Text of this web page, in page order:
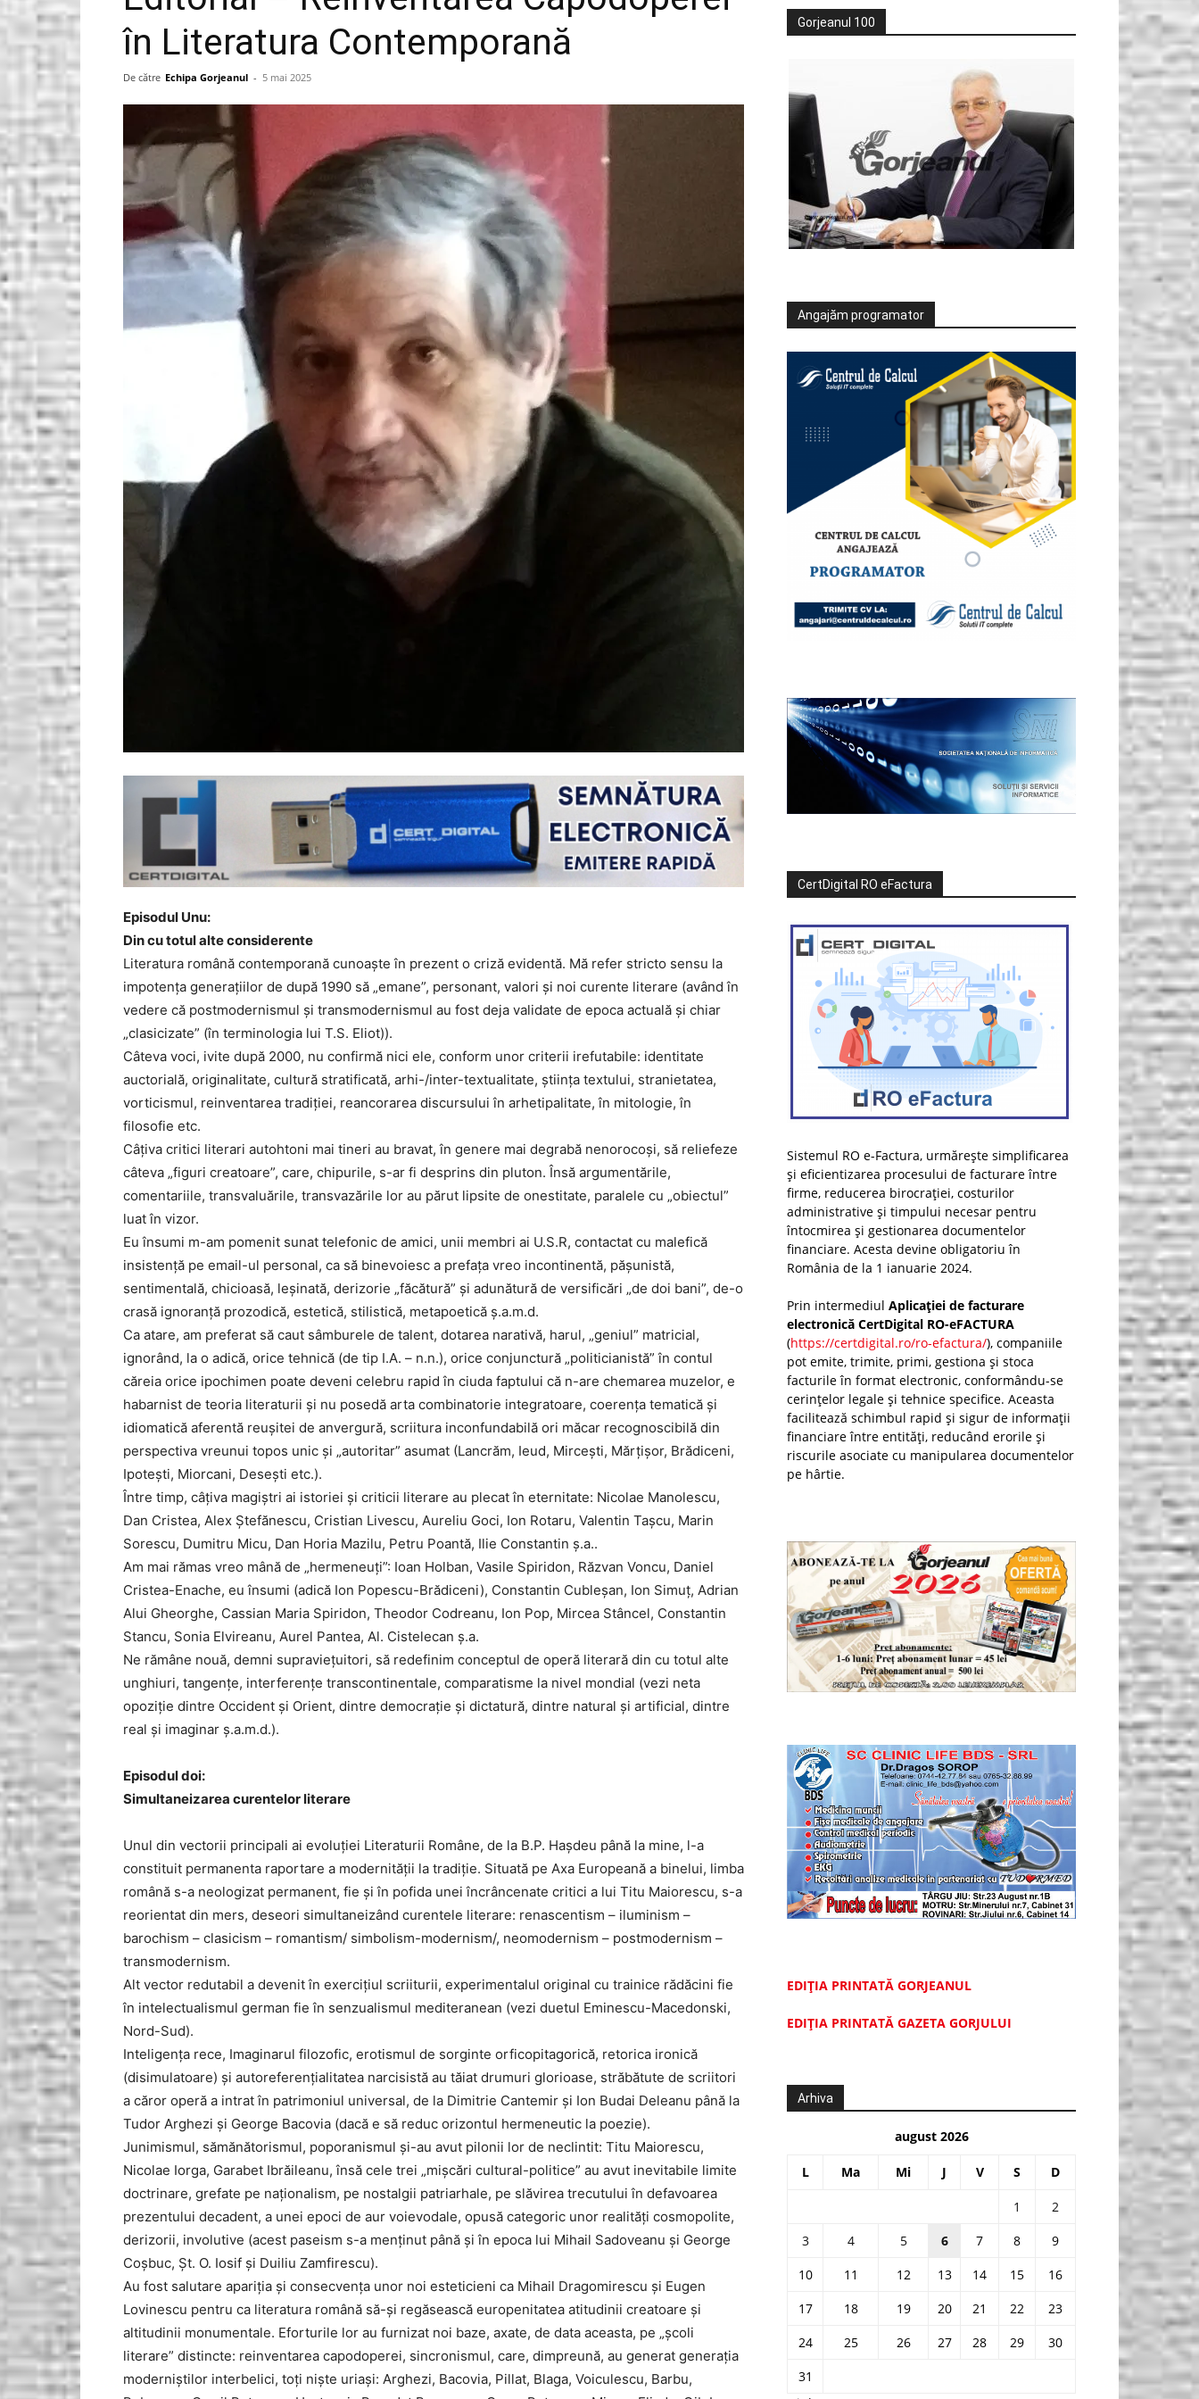
Gorjeanul.ro
în Literatura Contemporană
De către Echipa Gorjeanul - 5 mai 2025
Episodul Unu:
Din cu totul alte considerente
Literatura română contemporană cunoaște în prezent o criză evidentă. Mă refer stricto sensu la
impotența generațiilor de după 1990 să „emane”, personant, valori și noi curente literare (având în
vedere că postmodernismul și transmodernismul au fost deja validate de epoca actuală și chiar
„clasicizate” (în terminologia lui T.S. Eliot)).
Câteva voci, ivite după 2000, nu confirmă nici ele, conform unor criterii irefutabile: identitate
auctorială, originalitate, cultură stratificată, arhi-/inter-textualitate, știința textului, stranietatea,
vorticismul, reinventarea tradiției, reancorarea discursului în arhetipalitate, în mitologie, în
filosofie etc.
Câțiva critici literari autohtoni mai tineri au bravat, în genere mai degrabă nenorocoși, să reliefeze
câteva „figuri creatoare”, care, chipurile, s-ar fi desprins din pluton. Însă argumentările,
comentariile, transvaluările, transvazările lor au părut lipsite de onestitate, paralele cu „obiectul”
luat în vizor.
Eu însumi m-am pomenit sunat telefonic de amici, unii membri ai U.S.R, contactat cu malefică
insistență pe email-ul personal, ca să binevoiesc a prefața vreo incontinentă, pășunistă,
sentimentală, chicioasă, leșinată, derizorie „făcătură” și adunătură de versificări „de doi bani”, de-o
crasă ignoranță prozodică, estetică, stilistică, metapoetică ș.a.m.d.
Ca atare, am preferat să caut sâmburele de talent, dotarea narativă, harul, „geniul” matricial,
ignorând, la o adică, orice tehnică (de tip I.A. – n.n.), orice conjunctură „politicianistă” în contul
căreia orice ipochimen poate deveni celebru rapid în ciuda faptului că n-are chemarea muzelor, e
habarnist de teoria literaturii și nu posedă arta combinatorie integratoare, coerența tematică și
idiomatică aferentă reușitei de anvergură, scriitura inconfundabilă ori măcar recognoscibilă din
perspectiva vreunui topos unic și „autoritar” asumat (Lancrăm, Ieud, Mircești, Mărțișor, Brădiceni,
Ipotești, Miorcani, Desești etc.).
Între timp, câțiva magiștri ai istoriei și criticii literare au plecat în eternitate: Nicolae Manolescu,
Dan Cristea, Alex Ștefănescu, Cristian Livescu, Aureliu Goci, Ion Rotaru, Valentin Tașcu, Marin
Sorescu, Dumitru Micu, Dan Horia Mazilu, Petru Poantă, Ilie Constantin ș.a..
Am mai rămas vreo mână de „hermeneuți”: Ioan Holban, Vasile Spiridon, Răzvan Voncu, Daniel
Cristea-Enache, eu însumi (adică Ion Popescu-Brădiceni), Constantin Cubleșan, Ion Simuț, Adrian
Alui Gheorghe, Cassian Maria Spiridon, Theodor Codreanu, Ion Pop, Mircea Stâncel, Constantin
Stancu, Sonia Elvireanu, Aurel Pantea, Al. Cistelecan ș.a.
Ne rămâne nouă, demni supraviețuitori, să redefinim conceptul de operă literară din cu totul alte
unghiuri, tangențe, interferențe transcontinentale, comparatisme la nivel mondial (vezi neta
opoziție dintre Occident și Orient, dintre democrație și dictatură, dintre natural și artificial, dintre
real și imaginar ș.a.m.d.).
Episodul doi:
Simultaneizarea curentelor literare
Unul din vectorii principali ai evoluției Literaturii Române, de la B.P. Hașdeu până la mine, l-a
constituit permanenta raportare a modernității la tradiție. Situată pe Axa Europeană a binelui, limba
română s-a neologizat permanent, fie și în pofida unei încrâncenate critici a lui Titu Maiorescu, s-a
reorientat din mers, deseori simultaneizând curentele literare: renascentism – iluminism –
barochism – clasicism – romantism/ simbolism-modernism/, neomodernism – postmodernism –
transmodernism.
Alt vector redutabil a devenit în exercițiul scriiturii, experimentalul original cu trainice rădăcini fie
în intelectualismul german fie în senzualismul mediteranean (vezi duetul Eminescu-Macedonski,
Nord-Sud).
Inteligența rece, Imaginarul filozofic, erotismul de sorginte orficopitagorică, retorica ironică
(disimulatoare) și autoreferențialitatea narcisistă au tăiat drumuri glorioase, străbătute de scriitori
a căror operă a intrat în patrimoniul universal, de la Dimitrie Cantemir și Ion Budai Deleanu până la
Tudor Arghezi și George Bacovia (dacă e să reduc orizontul hermeneutic la poezie).
Junimismul, sămănătorismul, poporanismul și-au avut pilonii lor de neclintit: Titu Maiorescu,
Nicolae Iorga, Garabet Ibrăileanu, însă cele trei „mișcări cultural-politice” au avut inevitabile limite
doctrinare, grefate pe naționalism, pe nostalgii patriarhale, pe slăvirea trecutului în defavoarea
prezentului decadent, a unei epoci de aur voievodale, opusă categoric unor realități cosmopolite,
derizorii, involutive (acest paseism s-a menținut până și în epoca lui Mihail Sadoveanu și George
Coșbuc, Șt. O. Iosif și Duiliu Zamfirescu).
Au fost salutare apariția și consecvența unor noi esteticieni ca Mihail Dragomirescu și Eugen
Lovinescu pentru ca literatura română să-și regăsească europenitatea atitudinii creatoare și
altitudinii monumentale. Eforturile lor au furnizat noi baze, axate, de data aceasta, pe „școli
literare” distincte: reinventarea capodoperei, sincronismul, care, dimpreună, au generat generația
moderniștilor interbelici, toți niște uriași: Arghezi, Bacovia, Pillat, Blaga, Voiculescu, Barbu,
Gorjeanul 100
Angajăm programator
CertDigital RO eFactura
Sistemul RO e-Factura, urmărește simplificarea
și eficientizarea procesului de facturare între
firme, reducerea birocrației, costurilor
administrative și timpului necesar pentru
întocmirea și gestionarea documentelor
financiare. Acesta devine obligatoriu în
România de la 1 ianuarie 2024.
Prin intermediul Aplicației de facturare
electronică CertDigital RO-eFACTURA
(https://certdigital.ro/ro-efactura/), companiile
pot emite, trimite, primi, gestiona și stoca
facturile în format electronic, conformându-se
cerințelor legale și tehnice specifice. Aceasta
facilitează schimbul rapid și sigur de informații
financiare între entități, reducând erorile și
riscurile asociate cu manipularea documentelor
pe hârtie.
EDIȚIA PRINTATĂ GORJEANUL
EDIŢIA PRINTATĂ GAZETA GORJULUI
Arhiva
august 2026
L Ma Mi J V S D
1
2
3
4 5 6 7 8
9
10
11 12 13 14 15
16
17
18 19 20 21 22
23
24
25 26 27 28 29
30
31